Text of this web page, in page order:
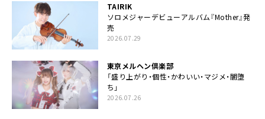
TAIRIK
ソロメジャーデビューアルバム『Mother』発
売
2026.07.29
東京メルヘン倶楽部
「盛り上がり・個性・かわいい・マジメ・闇堕
ち」
2026.07.26